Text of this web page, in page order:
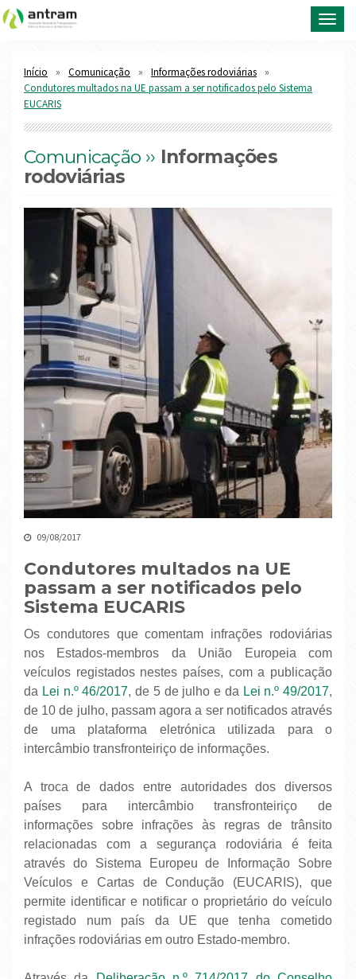
Início Comunicação
Informações rodoviárias
Condutores multados na UE passam a ser notificados pelo Sistema
EUCARIS
Comunicação ›› Informações
rodoviárias
09/08/2017
Condutores multados na UE
passam a ser notificados pelo
Sistema EUCARIS
Os condutores que comentam infrações rodoviárias
nos Estados-membros da União Europeia com
veículos registados nestes países, com a publicação
da Lei n.º 46/2017, de 5 de julho e da Lei n.º 49/2017,
de 10 de julho, passam agora a ser notificados através
de uma plataforma eletrónica utilizada para o
intercâmbio transfronteiriço de informações.
A troca de dados entre autoridades dos diversos
países para intercâmbio transfronteiriço de
informações sobre infrações às regras de trânsito
relacionadas com a segurança rodoviária é feita
através do Sistema Europeu de Informação Sobre
Veículos e Cartas de Condução (EUCARIS), que
permite identificar e notificar o proprietário do veículo
registado num país da UE que tenha cometido
infrações rodoviárias em outro Estado-membro.